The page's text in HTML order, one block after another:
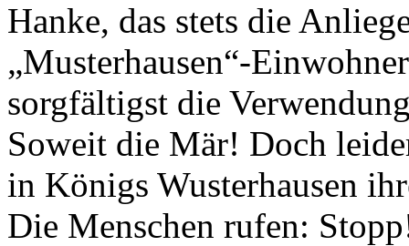
Hanke, das stets die
„Musterhausen“-
sorgfältigst die
Soweit die Mär! Doch
in Königs Wusterhausen
Die Menschen rufen: